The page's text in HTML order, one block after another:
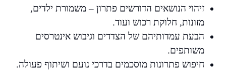
זיהוי הנושאים הדורשים פתרון – משמורת ילדים,
מזונות, חלוקת רכוש ועוד.
הבעת עמדותיהם של הצדדים וגיבוש אינטרסים
משותפים.
חיפוש פתרונות מוסכמים בדרכי נועם ושיתוף פעולה.